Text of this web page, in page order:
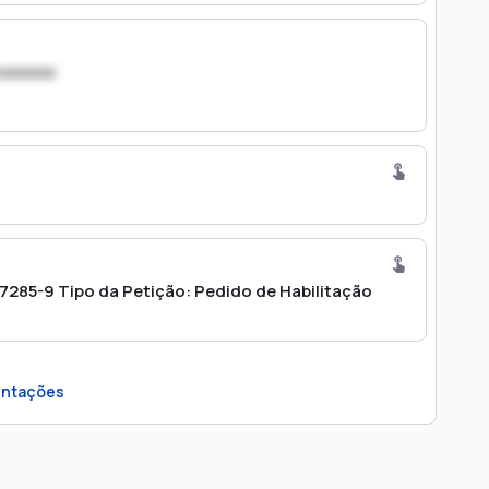
9 Tipo da Petição: Pedido de Habilitação